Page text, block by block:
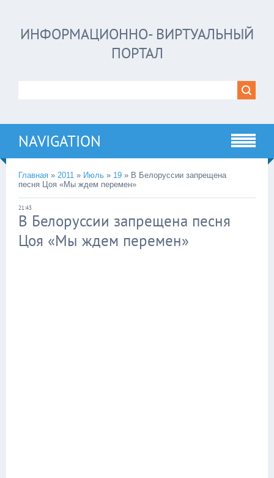
ИНФОРМАЦИОННО- ВИРТУАЛЬНЫЙ
ПОРТАЛ
NAVIGATION
Главная » 2011 » Июль » 19 » В Белоруссии запрещена
песня Цоя «Мы ждем перемен»
21:43
В Белоруссии запрещена песня
Цоя «Мы ждем перемен»